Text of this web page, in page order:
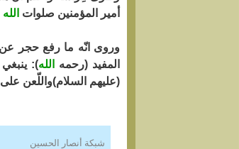
أمير المؤمنين صلوات الله
وروى انّه ما رفع حجر عن
المفيد (رحمه
الله):
(عليهم السلام)واللّعن
شبكة أنصار الحسين